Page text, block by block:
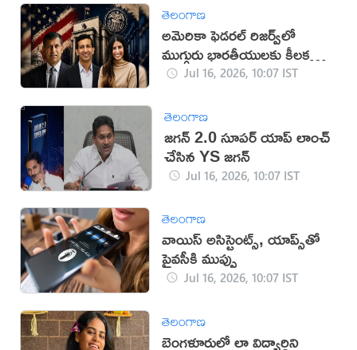
తెలంగాణ
అమెరికా ఫెడరల్ రిజర్వ్‌లో
ముగ్గురు భారతీయులకు కీలక
పదవులు
Jul 16, 2026, 10:07 IST
తెలంగాణ
జగన్‌ 2.0 సూపర్‌ యాప్‌ లాంచ్
చేసిన YS జగన్‌
Jul 16, 2026, 10:07 IST
తెలంగాణ
వాయిస్ అసిస్టెంట్స్, యాప్స్‌తో
ప్రైవసీకి ముప్పు
Jul 16, 2026, 10:07 IST
తెలంగాణ
బెంగళూరులో లా విద్యార్థిని